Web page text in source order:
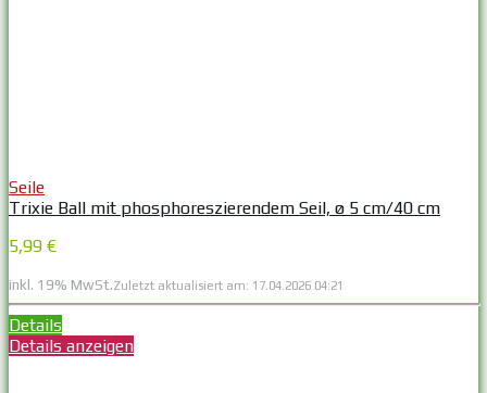
Seile
Trixie Ball mit phosphoreszierendem Seil, ø 5 cm/40 cm
5,99 €
inkl. 19% MwSt.Zuletzt aktualisiert am: 17.04.2026 04:21
Details
Details anzeigen